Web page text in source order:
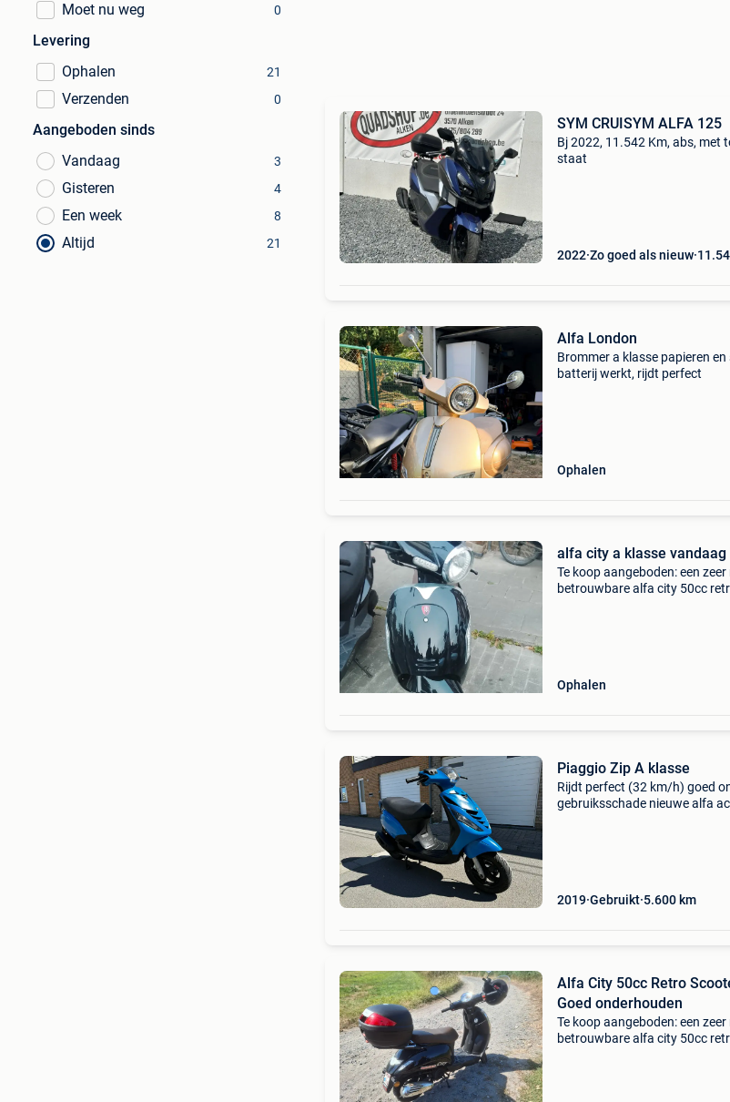
Moet nu weg
0
Levering
Ophalen
21
Verzenden 0
Aangeboden sinds
Vandaag
3
Gisteren 4
Een week 8
Altijd 21
SYM CRUISYM ALFA 125
Bj 2022, 11.542 Km, abs, met
staat
2022 Zo goed als nieuw
Alfa London
Brommer a klasse papieren
batterij werkt, rijdt perfect
Ophalen
alfa city a klasse vandaag
Te koop aangeboden: een zeer
betrouwbare alfa city 50cc
Ophalen
Piaggio Zip A klasse
Rijdt perfect (32 km/h) goed
gebruiksschade nieuwe alfa
2019 Gebruikt 5.600 km
Alfa City 50cc Retro
Goed onderhouden
Te koop aangeboden: een zeer
betrouwbare alfa city 50cc